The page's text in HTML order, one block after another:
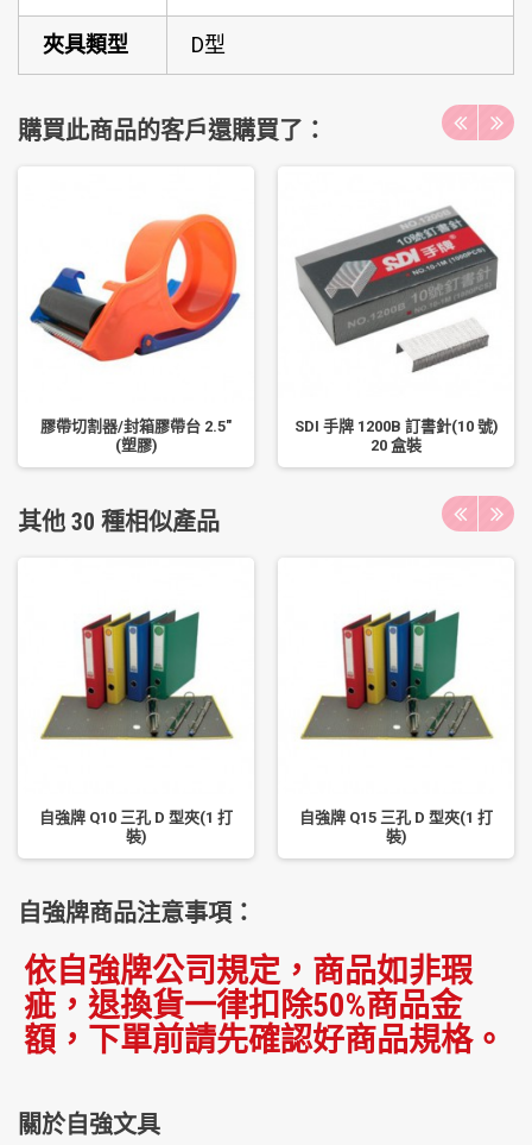
夾具類型 D型
購買此商品的客戶還購買了：
膠帶切割器/封箱膠帶台 2.5"
(塑膠)
SDI 手牌 1200B 訂書針(10 號)
20 盒裝
其他 30 種相似產品
自強牌 Q10 三孔 D 型夾(1 打
裝)
自強牌 Q15 三孔 D 型夾(1 打
裝)
自強牌商品注意事項：
依自強牌公司規定，商品如非瑕
疵，退換貨一律扣除50%商品金
額，下單前請先確認好商品規格。
關於自強文具